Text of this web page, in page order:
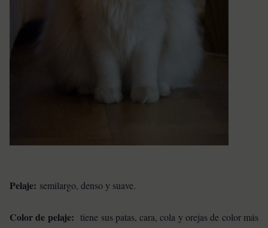
Pelaje: semilargo, denso y suave.
Color de pelaje: tiene sus patas, cara, cola y orejas de color más